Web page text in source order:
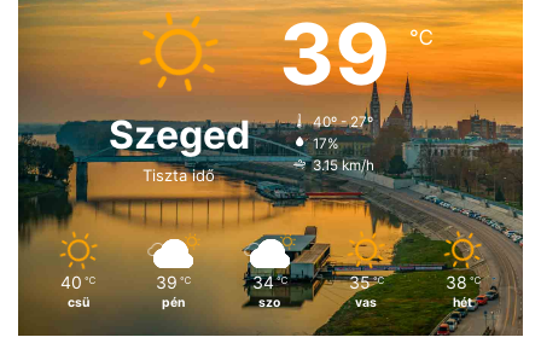
Szeged
Tiszta idő
39℃
40º - 27º
17%
3.15 km/h
40 ℃
csü
39 ℃
pén
34 ℃
szo
35 ℃
vas
38 ℃
hét